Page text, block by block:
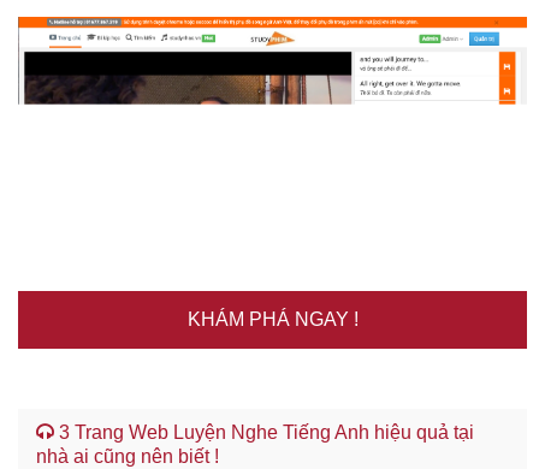
KHÁM PHÁ NGAY !
3 Trang Web Luyện Nghe Tiếng Anh hiệu quả tại
nhà ai cũng nên biết !